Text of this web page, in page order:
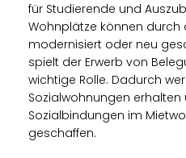
für Studierende und
Wohnplätze können durch
modernisiert oder neu
spielt der Erwerb von
wichtige Rolle. Dadurch
Sozialwohnungen erhalten
Sozialbindungen im
geschaffen.